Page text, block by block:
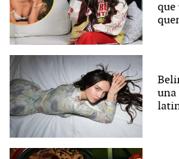
que
una